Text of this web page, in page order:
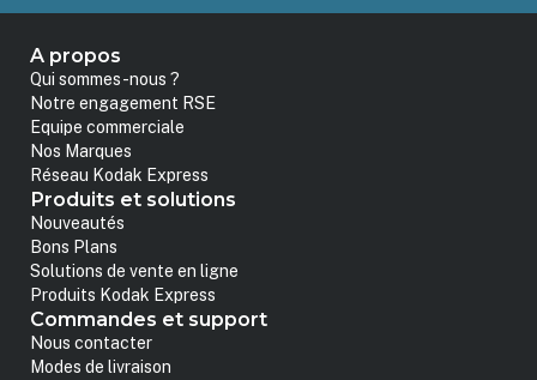
A propos
Qui sommes-nous ?
Notre engagement RSE
Equipe commerciale
Nos Marques
Réseau Kodak Express
Produits et solutions
Nouveautés
Bons Plans
Solutions de vente en ligne
Produits Kodak Express
Commandes et support
Nous contacter
Modes de livraison